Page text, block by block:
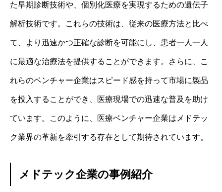
た早期診断技術や、個別化医療を実現するための遺伝子
解析技術です。これらの技術は、従来の医療方法と比べ
て、より迅速かつ正確な診断を可能にし、患者一人一人
に最適な治療法を提供することができます。さらに、こ
れらのベンチャー企業はスピード感を持って市場に製品
を投入することができ、医療現場での迅速な普及を助け
ています。このように、医療ベンチャー企業はメドテッ
ク業界の革新を牽引する存在として期待されています。
メドテック企業の事例紹介